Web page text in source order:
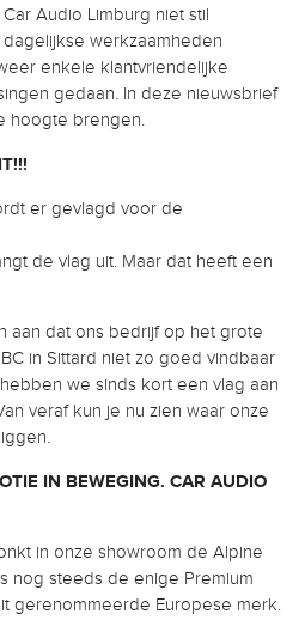
Audio Limburg niet stil
werkzaamheden
enkele klantvriendelijke
gedaan. In deze nieuwsbrief
hoogte brengen.
er gevlagd voor de
de vlag uit. Maar dat heeft een
aan dat ons bedrijf op het grote
in Sittard niet zo goed vindbaar
we sinds kort een vlag aan
veraf kun je nu zien waar onze
IN BEWEGING. CAR AUDIO
in onze showroom de Alpine
nog steeds de enige Premium
gerenommeerde Europese merk.